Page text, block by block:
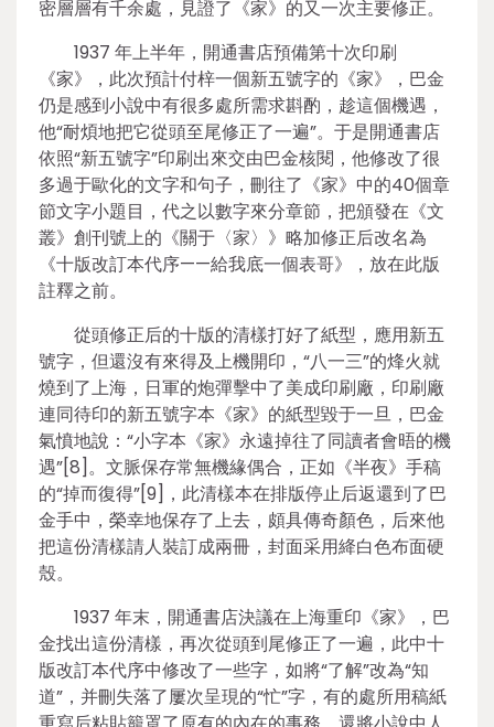
密層層有千余處，見證了《家》的又一次主要修正。
1937 年上半年，開通書店預備第十次印刷
《家》，此次預計付梓一個新五號字的《家》，巴金
仍是感到小說中有很多處所需求斟酌，趁這個機遇，
他“耐煩地把它從頭至尾修正了一遍”。于是開通書店
依照“新五號字”印刷出來交由巴金核閱，他修改了很
多過于歐化的文字和句子，刪往了《家》中的40個章
節文字小題目，代之以數字來分章節，把頒發在《文
叢》創刊號上的《關于〈家〉》略加修正后改名為
《十版改訂本代序——給我底一個表哥》，放在此版
註釋之前。
從頭修正后的十版的清樣打好了紙型，應用新五
號字，但還沒有來得及上機開印，“八一三”的烽火就
燒到了上海，日軍的炮彈擊中了美成印刷廠，印刷廠
連同待印的新五號字本《家》的紙型毀于一旦，巴金
氣憤地說：“小字本《家》永遠掉往了同讀者會晤的機
遇”[8]。文脈保存常無機緣偶合，正如《半夜》手稿
的“掉而復得”[9]，此清樣本在排版停止后返還到了巴
金手中，榮幸地保存了上去，頗具傳奇顏色，后來他
把這份清樣請人裝訂成兩冊，封面采用絳白色布面硬
殼。
1937 年末，開通書店決議在上海重印《家》，巴
金找出這份清樣，再次從頭到尾修正了一遍，此中十
版改訂本代序中修改了一些字，如將“了解”改為“知
道”，并刪失落了屢次呈現的“忙”字，有的處所用稿紙